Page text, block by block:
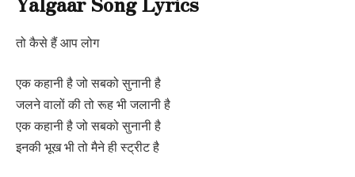
तो कैसे हैं आप लोग
एक कहानी है जो सबको सुनानी है
जलने वालों की तो रूह भी जलानी है
एक कहानी है जो सबको सुनानी है
इनकी भूख भी तो मैने ही स्ट्रीट है